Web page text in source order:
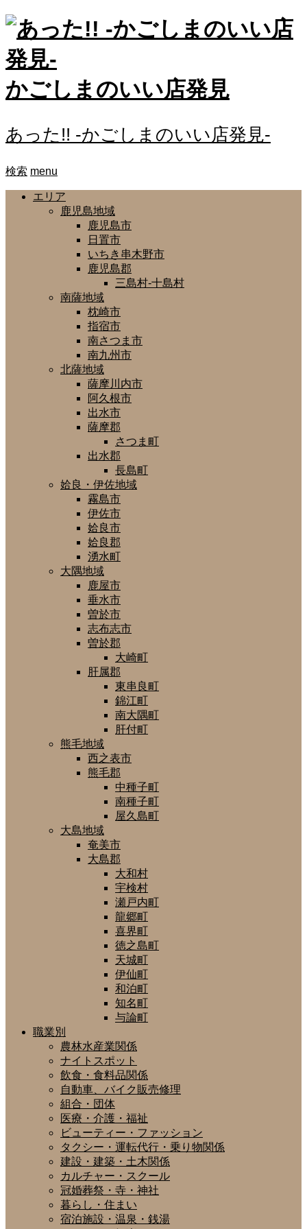
かごしまのいい店発見
あった!! -かごしまのいい店発見-
検索 menu
エリア
鹿児島地域
鹿児島市
日置市
いちき串木野市
鹿児島郡
三島村-十島村
南薩地域
枕崎市
指宿市
南さつま市
南九州市
北薩地域
薩摩川内市
阿久根市
出水市
薩摩郡
さつま町
出水郡
長島町
姶良・伊佐地域
霧島市
伊佐市
姶良市
姶良郡
湧水町
大隅地域
鹿屋市
垂水市
曽於市
志布志市
曽於郡
大崎町
肝属郡
東串良町
錦江町
南大隅町
肝付町
熊毛地域
西之表市
熊毛郡
中種子町
南種子町
屋久島町
大島地域
奄美市
大島郡
大和村
宇検村
瀬戸内町
龍郷町
喜界町
徳之島町
天城町
伊仙町
和泊町
知名町
与論町
職業別
農林水産業関係
ナイトスポット
飲食・食料品関係
自動車、バイク販売修理
組合・団体
医療・介護・福祉
ビューティー・ファッション
タクシー・運転代行・乗り物関係
建設・建築・土木関係
カルチャー・スクール
冠婚葬祭・寺・神社
暮らし・住まい
宿泊施設・温泉・銭湯